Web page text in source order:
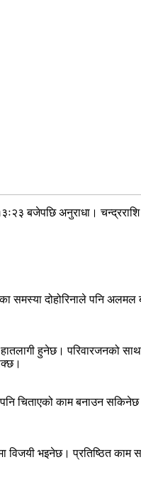
बजेपछि अनुराधा।
समस्या दोहोरिनाले पनि
हुनेछ। परिवारजनको
चिताएको काम बनाउन
विजयी भइनेछ। प्रतिष्ठित